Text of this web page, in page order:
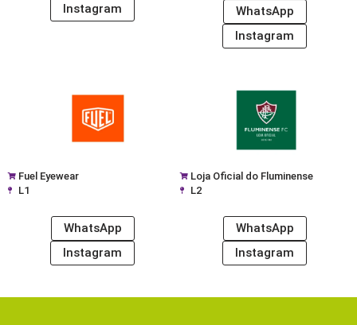
Instagram
WhatsApp
Instagram
Fuel Eyewear
L1
WhatsApp
Instagram
Loja Oficial do Fluminense
L2
WhatsApp
Instagram